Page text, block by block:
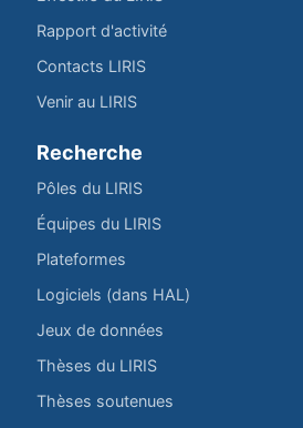
Rapport d'activité
Contacts LIRIS
Venir au LIRIS
Recherche
Pôles du LIRIS
Équipes du LIRIS
Plateformes
Logiciels (dans HAL)
Jeux de données
Thèses du LIRIS
Thèses soutenues